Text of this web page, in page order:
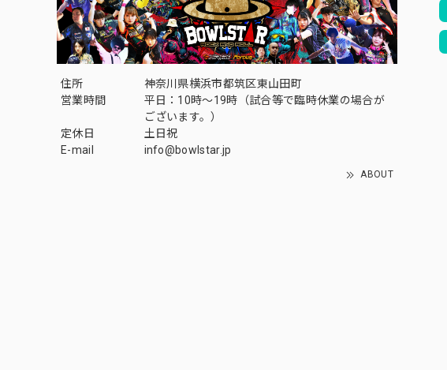
住所
神奈川県横浜市都筑区東山田町
営業時間
平日：10時～19時（試合等で臨時休業の場合が
ございます。）
定休日
土日祝
E-mail
info@bowlstar.jp
ABOUT